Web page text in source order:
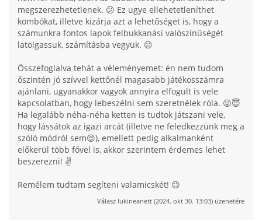
megszerezhetetlenek. 😕 Ez ugye ellehetetleníthet
kombókat, illetve kizárja azt a lehetőséget is, hogy a
számunkra fontos lapok felbukkanási valószínűségét
latolgassuk, számításba vegyük. 😐
Összefoglalva tehát a véleményemet: én nem tudom
őszintén jó szívvel kettőnél magasabb játékosszámra
ajánlani, ugyanakkor vagyok annyira elfogult is vele
kapcsolatban, hogy lebeszélni sem szeretnélek róla. 😛😇
Ha legalább néha-néha ketten is tudtok játszani vele,
hogy lássátok az igazi arcát (illetve ne feledkezzünk meg a
szóló módról sem😌), emellett pedig alkalmanként
előkerül több fővel is, akkor szerintem érdemes lehet
beszerezni! ✌
Remélem tudtam segíteni valamicskét! 😉
Válasz lukineanett (2024. okt 30. 13:03) üzenetére